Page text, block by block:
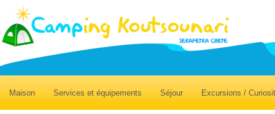
Maison Services et équipements Séjour Excursions /